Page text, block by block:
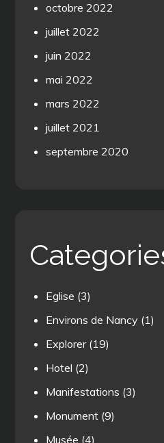
octobre 2022
juillet 2022
juin 2022
mai 2022
mars 2022
juillet 2021
septembre 2020
Eglise (3)
Environs de Nancy (1)
Explorer(19)
Hotel (2)
Manifestations (3)
Monument (9)
Musée (4)